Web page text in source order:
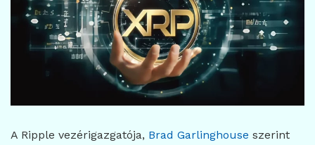
A Ripple vezérigazgatója, Brad Garlinghouse szerint